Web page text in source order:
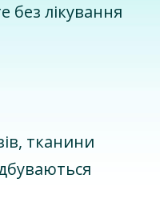
без лікування
тканини